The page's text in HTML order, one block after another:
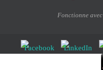
Fonctionne avec